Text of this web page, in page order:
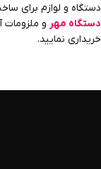
دستگاه و لوازم برای
دستگاه مهر و ملزومات
خریداری نمایید.